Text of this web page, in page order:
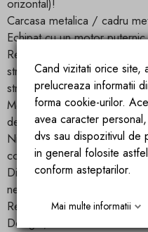
orizontal)!
Carcasa metalica / cadru
Echipat cu un motor
Rezistent la stropire IP24
straine cu Ø> 12,5 mm,
stropirii)
Mobilitate foarte usoara
designului compact si
Nicio reglare in caz de
continua acolo unde a fost
Dispozitivul este gata imediat
necesara instalarea sau
Respectarea standardelor
Desigur, cu conformitate CE
Cand vizitati orice site,
prelucreaza informatii
forma cookie-urilor.
avea caracter
dvs sau dispozitivul de
in general folosite
conform asteptarilor.
Mai multe informatii